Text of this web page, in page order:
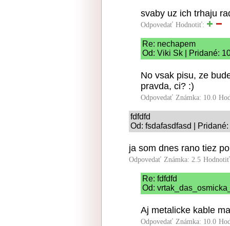
svaby uz ich trhaju
Odpovedať Hodnotiť:
Re: nechapem
Od: Viki Sk | Pridané:
No vsak pisu, ze
pravda, ci? :)
Odpovedať Známka: 10.0
fdfdfd
Od: fsdafasdfasd |
ja som dnes rano tiez
Odpovedať Známka: 2.5
Re: fdfdfd
Od:
Aj metalicke kable
Odpovedať Známka: 10.0